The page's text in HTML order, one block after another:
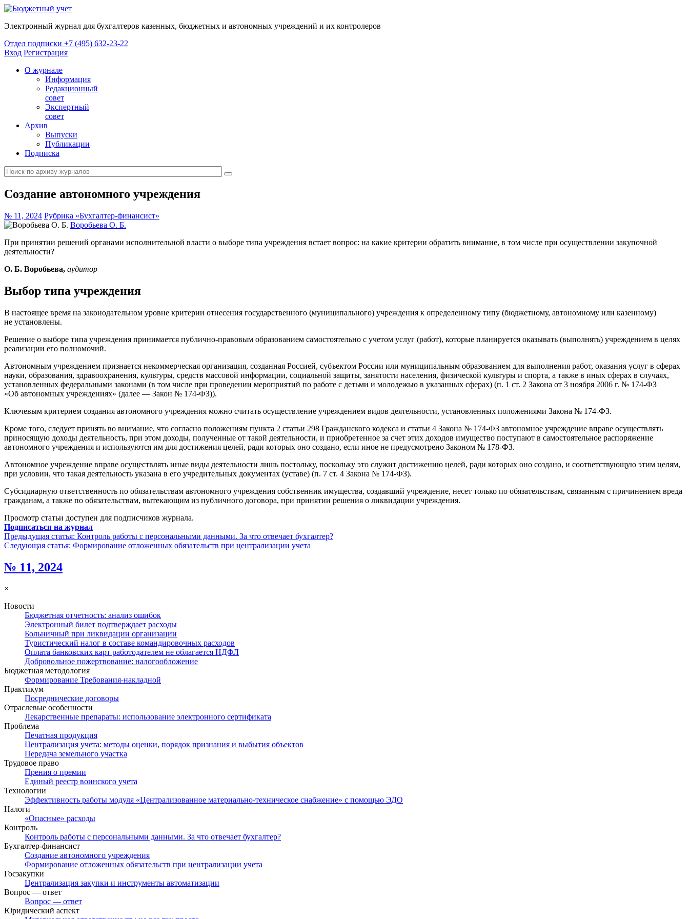
Электронный журнал для бухгалтеров казенных, бюджетных и автономных учреждений и их контролеров
Отдел подписки +7 (495) 632-23-22
Вход Регистрация
О журнале
Информация
Редакционный
совет
Экспертный
совет
Архив
Выпуски
Публикации
Подписка
Создание автономного учреждения
№ 11, 2024 Рубрика «Бухгалтер-финансист»
Воробьева О. Б.
При принятии решений органами исполнительной власти о выборе типа учреждения встает вопрос: на какие критерии обратить внимание, в том числе при осуществлении закупочной
деятельности?
О. Б. Воробьева, аудитор
Выбор типа учреждения
В настоящее время на законодательном уровне критерии отнесения государственного (муниципального) учреждения к определенному типу (бюджетному, автономному или казенному)
не установлены.
Решение о выборе типа учреждения принимается публично-правовым образованием самостоятельно с учетом услуг (работ), которые планируется оказывать (выполнять) учреждением в целях
реализации его полномочий.
Автономным учреждением при­знается некоммерческая организация, созданная Россией, субъектом России или муниципальным образованием для выполнения работ, оказания услуг в сферах
науки, образования, здравоохранения, культуры, средств массовой информации, социальной защиты, занятости населения, физической культуры и спорта, а также в иных сферах в случаях,
установленных федеральными законами (в том числе при проведении мероприятий по работе с детьми и молодежью в указанных сферах) (п. 1 ст. 2 Закона от 3 ноября 2006 г. № 174‑ФЗ
«Об автономных учреждениях» (далее — Закон № 174‑ФЗ)).
Ключевым критерием создания автономного учреждения можно считать осуществление учреждением видов деятельности, установленных положениями Закона № 174‑ФЗ.
Кроме того, следует принять во внимание, что согласно положениям пункта 2 статьи 298 Гражданского кодекса и статьи 4 Закона № 174‑ФЗ автономное учреждение вправе осуществлять
приносящую доходы деятельность, при этом доходы, полученные от такой деятельности, и приобретенное за счет этих доходов имущество поступают в самостоятельное распоряжение
автономного учреждения и используются им для достижения целей, ради которых оно создано, если иное не предусмотрено Законом № 178‑ФЗ.
Автономное учреждение вправе осуществлять иные виды деятельности лишь постольку, поскольку это служит достижению целей, ради которых оно создано, и соответствующую этим целям,
при условии, что такая деятельность указана в его учредительных документах (уставе) (п. 7 ст. 4 Закона № 174‑ФЗ).
Субсидиарную ответственность по обязательствам автономного учреждения собст­венник имущества, создавший учреждение, несет только по обязательствам, связанным с причинением вреда
гражданам, а также по обязательствам, вытекающим из публичного договора, при принятии решения о ликвидации учреждения.
Просмотр статьи доступен для подписчиков журнала.
Подписаться на журнал
Предыдущая статья: Контроль работы с персональными данными. За что отвечает бухгалтер?
Следующая статья: Формирование отложенных обязательств при централизации учета
№ 11, 2024
×
Новости
Бюджетная отчетность: анализ ошибок
Электронный билет подтверждает расходы
Больничный при ликвидации организации
Туристический налог в составе командировочных расходов
Оплата банковских карт работодателем не облагается НДФЛ
Добровольное пожертвование: налогообложение
Бюджетная методология
Формирование Требования-накладной
Практикум
Посреднические договоры
Отраслевые особенности
Лекарственные препараты: использование электронного сертификата
Проблема
Печатная продукция
Централизация учета: методы оценки, порядок признания и выбытия объектов
Передача земельного участка
Трудовое право
Прения о премии
Единый реестр воинского учета
Технологии
Эффективность работы модуля «Централизованное материально-техническое снабжение» с помощью ЭДО
Налоги
«Опасные» расходы
Контроль
Контроль работы с персональными данными. За что отвечает бухгалтер?
Бухгалтер-финансист
Создание автономного учреждения
Формирование отложенных обязательств при централизации учета
Госзакупки
Централизация закупки и инструменты автоматизации
Вопрос — ответ
Вопрос — ответ
Юридический аспект